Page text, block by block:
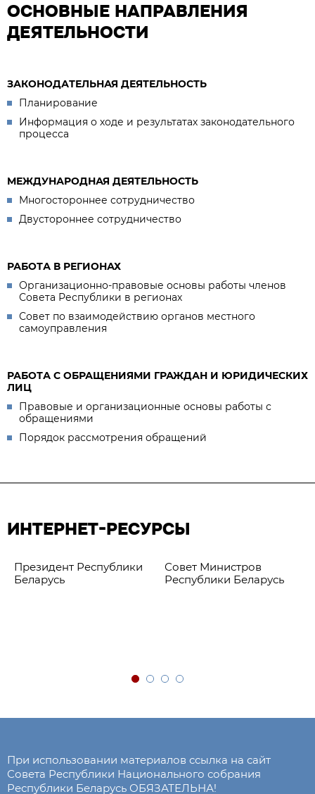
ОСНОВНЫЕ НАПРАВЛЕНИЯ
ДЕЯТЕЛЬНОСТИ
ЗАКОНОДАТЕЛЬНАЯ ДЕЯТЕЛЬНОСТЬ
Планирование
Информация о ходе и результатах законодательного
процесса
МЕЖДУНАРОДНАЯ ДЕЯТЕЛЬНОСТЬ
Многостороннее сотрудничество
Двустороннее сотрудничество
РАБОТА В РЕГИОНАХ
Организационно-правовые основы работы членов
Совета Республики в регионах
Совет по взаимодействию органов местного
самоуправления
РАБОТА С ОБРАЩЕНИЯМИ ГРАЖДАН И ЮРИДИЧЕСКИХ
ЛИЦ
Правовые и организационные основы работы с
обращениями
Порядок рассмотрения обращений
ИНТЕРНЕТ-РЕСУРСЫ
Президент Республики
Беларусь
Совет Министров
Республики Беларусь
При использовании материалов ссылка на сайт
Совета Республики Национального собрания
Республики Беларусь ОБЯЗАТЕЛЬНА!